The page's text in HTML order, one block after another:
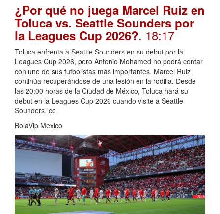
¿Por qué no juega Marcel Ruiz en
Toluca vs. Seattle Sounders por
la Leagues Cup 2026?. 18:17
Toluca enfrenta a Seattle Sounders en su debut por la
Leagues Cup 2026, pero Antonio Mohamed no podrá contar
con uno de sus futbolistas más importantes. Marcel Ruiz
continúa recuperándose de una lesión en la rodilla. Desde
las 20:00 horas de la Ciudad de México, Toluca hará su
debut en la Leagues Cup 2026 cuando visite a Seattle
Sounders, co
BolaVip Mexico